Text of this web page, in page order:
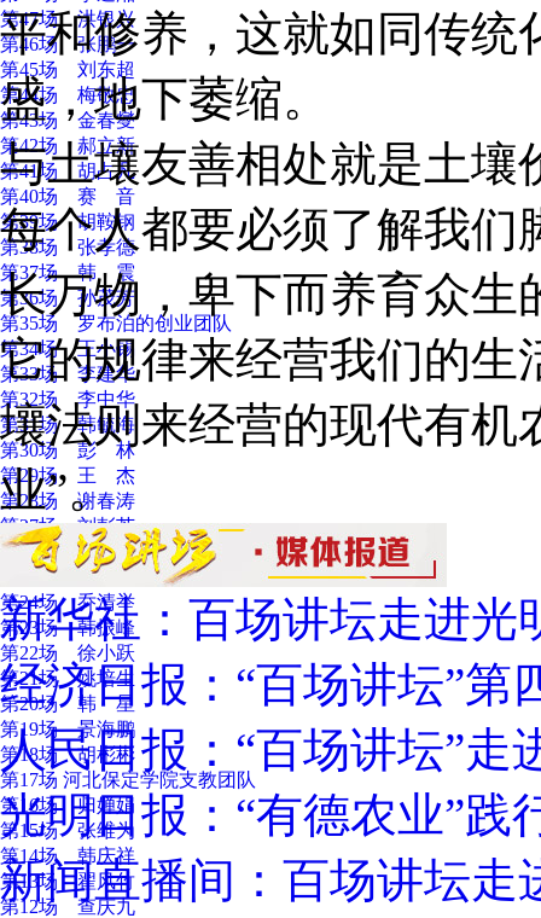
第47场 洪银兴
第46场 张鹏一
第45场 刘东超
第44场 梅敬忠
第43场 金春燮
第42场 郝立新
第41场 胡占凡
第40场 赛 音
第39场 胡鞍钢
第38场 张孝德
第37场 韩 震
第36场 孙茂芳
第35场 罗布泊的创业团队
第34场 王小锡
第33场 李建华
第32场 李中华
第31场 韩毓海
第30场 彭 林
第29场 王 杰
第28场 谢春涛
第27场 刘彭芝
第26场 徐光春
第25场 乔 良
第24场 乔清举
第23场 韩振峰
第22场 徐小跃
第21场 姚培生
第20场 韩 星
第19场 景海鹏
第18场 胡彬彬
第17场 河北保定学院支教团队
第16场 归婵娟
第15场 张维为
第14场 韩庆祥
第13场 翟风竹
第12场 查庆九
平和修养，这就如同传统
盛，地下萎缩。
与土壤友善相处就是土壤
每个人都要必须了解我们
长万物，卑下而养育众生
它的规律来经营我们的生
壤法则来经营的现代有机
业”。
新华社：百场讲坛走进光
经济日报：“百场讲坛”第
人民日报：“百场讲坛”走
光明日报：“有德农业”践
新闻直播间：百场讲坛走